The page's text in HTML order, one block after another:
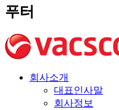
푸터
회사소개
대표인사말
회사정보